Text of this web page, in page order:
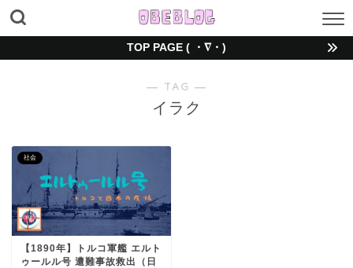
TOP PAGE ( ・∇・)
― TAG ―
イラク
社会
【1890年】トルコ軍艦 エルト
ゥールル号 遭難事故救出（日